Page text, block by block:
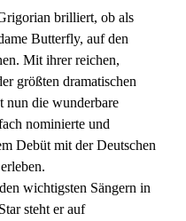
brilliert, ob als
Butterfly, auf den
Mit ihrer reichen,
größten dramatischen
nun die wunderbare
nominierte und
Debüt mit der Deutschen
wichtigsten Sängern in
steht er auf